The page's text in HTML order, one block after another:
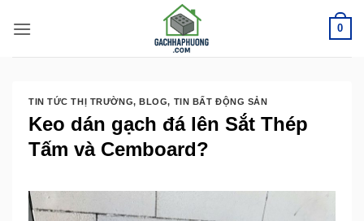
qua
nội
0
TIN TỨC THỊ TRƯỜNG,BLOG, TIN BẤT ĐỘNG SẢN
Keo dán gạch đá lên Sắt Thép
Tấm và Cemboard?